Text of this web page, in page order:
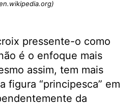
pressente-o como
é o enfoque mais
assim, tem mais
figura “principesca” em
da